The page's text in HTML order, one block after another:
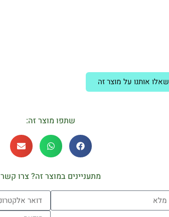
שאלו אותנו על מוצר זה
שתפו מוצר זה:
מתעניינים במוצר זה? צרו קשר